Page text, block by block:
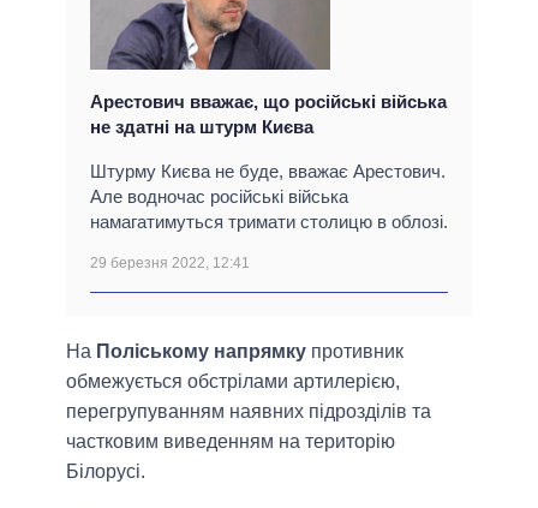
Арестович вважає, що російські війська
не здатні на штурм Києва
Штурму Києва не буде, вважає Арестович.
Але водночас російські війська
намагатимуться тримати столицю в облозі.
29 березня 2022, 12:41
На Поліському напрямку противник
обмежується обстрілами артилерією,
перегрупуванням наявних підрозділів та
частковим виведенням на територію
Білорусі.